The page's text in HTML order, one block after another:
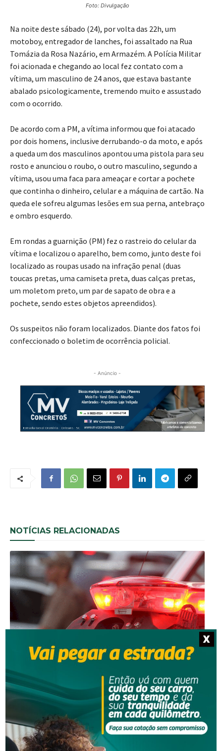
Foto: Divulgação
Na noite deste sábado (24), por volta das 22h, um
motoboy, entregador de lanches, foi assaltado na Rua
Tomázia da Rosa Nazário, em Armazém. A Polícia Militar
foi acionada e chegando ao local fez contato com a
vítima, um masculino de 24 anos, que estava bastante
abalado psicologicamente, tremendo muito e assustado
com o ocorrido.
De acordo com a PM, a vítima informou que foi atacado
por dois homens, inclusive derrubando-o da moto, e após
a queda um dos masculinos apontou uma pistola para seu
rosto e anunciou o roubo, o outro masculino, segundo a
vítima, usou uma faca para ameaçar e cortar a pochete
que continha o dinheiro, celular e a máquina de cartão. Na
queda ele sofreu algumas lesões em sua perna, antebraço
e ombro esquerdo.
Em rondas a guarnição (PM) fez o rastreio do celular da
vítima e localizou o aparelho, bem como, junto deste foi
localizado as roupas usado na infração penal (duas
toucas pretas, uma camiseta preta, duas calças pretas,
um moletom preto, um par de sapato de obra e a
pochete, sendo estes objetos apreendidos).
Os suspeitos não foram localizados. Diante dos fatos foi
confeccionado o boletim de ocorrência policial.
- Anúncio -
NOTÍCIAS RELACIONADAS
Homem é preso por descumprir medida protetiva
em Urussanga
X